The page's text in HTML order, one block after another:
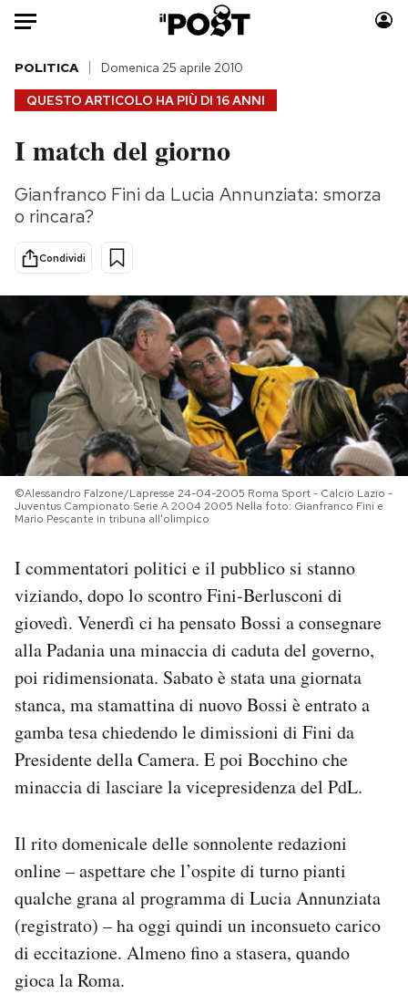
Auto
HOME
Italia
Politica
Internet
Cultura
Economia
Sport
Consumismi
Europa
Altrecose
Mondiali calcio 2026
PODCAST
NEWSLETTER
I MIEI PREFERITI
SHOP
CALENDARIO
AREA PERSONALE
Area Personale
Regala il Post
Hai bisogno di aiuto?
Esci
QUESTO ARTICOLO HA PIÙ DI 16 ANNI
POLITICA Domenica 25 aprile 2010
I match del giorno
Gianfranco Fini da Lucia Annunziata: smorza
o rincara?
Condividi
©Alessandro Falzone/Lapresse 24-04-2005 Roma Sport - Calcio Lazio -
Juventus Campionato Serie A 2004 2005 Nella foto: Gianfranco Fini e
Mario Pescante in tribuna all'olimpico
I commentatori politici e il pubblico si stanno
viziando, dopo lo scontro Fini-Berlusconi di
giovedì. Venerdì ci ha pensato Bossi a consegnare
alla Padania una minaccia di caduta del governo,
poi ridimensionata. Sabato è stata una giornata
stanca, ma stamattina di nuovo Bossi è entrato a
gamba tesa chiedendo le dimissioni di Fini da
Presidente della Camera. E poi Bocchino che
minaccia di lasciare la vicepresidenza del PdL.
Il rito domenicale delle sonnolente redazioni
online – aspettare che l’ospite di turno pianti
qualche grana al programma di Lucia Annunziata
(registrato) – ha oggi quindi un inconsueto carico
di eccitazione. Almeno fino a stasera, quando
gioca la Roma.